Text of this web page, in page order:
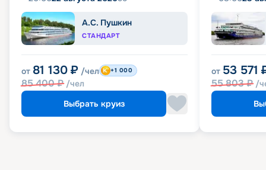
А.С. Пушкин
СТАНДАРТ
от 81 130 ₽ /чел
85 400₽ /чел
+1 000
Выбрать круиз
от 53 571
55 803₽ /